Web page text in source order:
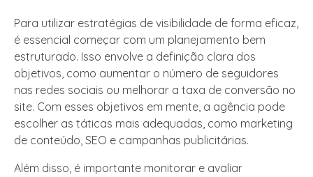
Para utilizar estratégias de visibilidade de forma eficaz,
é essencial começar com um planejamento bem
estruturado. Isso envolve a definição clara dos
objetivos, como aumentar o número de seguidores
nas redes sociais ou melhorar a taxa de conversão no
site. Com esses objetivos em mente, a agência pode
escolher as táticas mais adequadas, como marketing
de conteúdo, SEO e campanhas publicitárias.
Além disso, é importante monitorar e avaliar